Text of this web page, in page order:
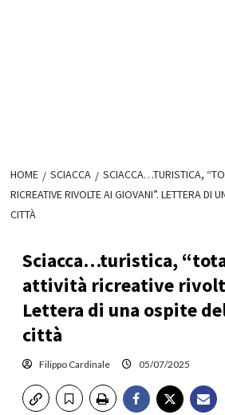
HOME SCIACCA
SCIACCA…TURISTICA,
RICREATIVE RIVOLTE AI GIOVANI”. LETTERA DI
CITTÀ
Sciacca…turistica,
attività ricreative
Lettera di una ospite
città
Filippo Cardinale 05/07/2025